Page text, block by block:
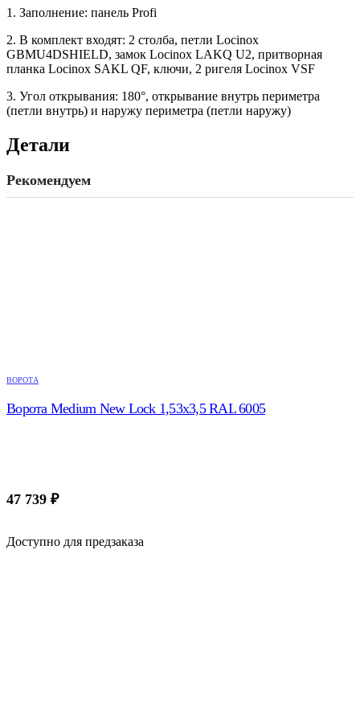
1. Заполнение: панель Profi
2. В комплект входят: 2 столба, петли Locinox
GBMU4DSHIELD, замок Locinox LAKQ U2, притворная
планка Locinox SAKL QF, ключи, 2 ригеля Locinox VSF
3. Угол открывания: 180°, открывание внутрь периметра
(петли внутрь) и наружу периметра (петли наружу)
Детали
Рекомендуем
ВОРОТА
Ворота Medium New Lock 1,53х3,5 RAL 6005
47 739 ₽
Доступно для предзаказа